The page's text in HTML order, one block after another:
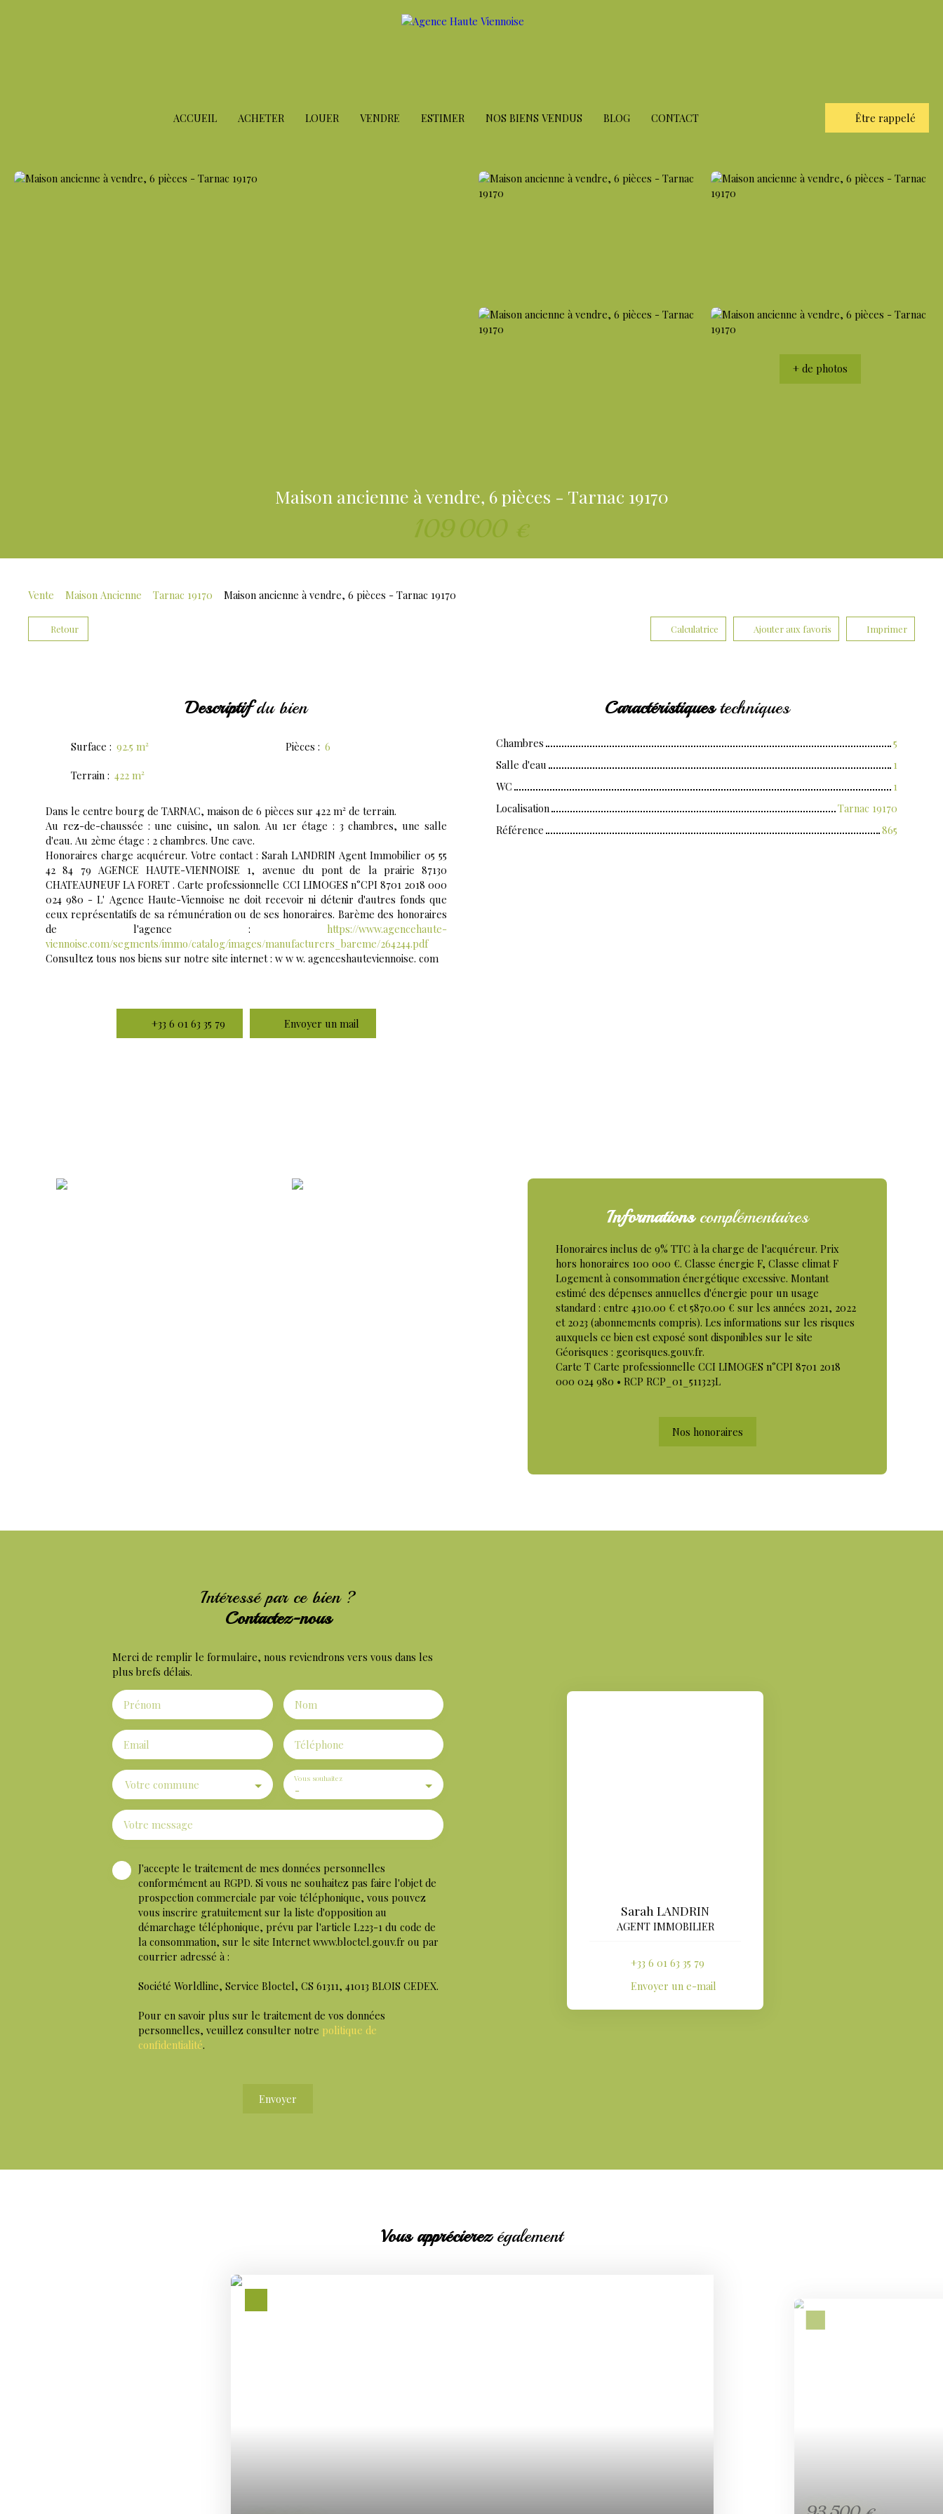
ACCUEIL ACHETER LOUER VENDRE ESTIMER NOS BIENS VENDUS BLOG CONTACT Être rappelé
+ de photos
Maison ancienne à vendre, 6 pièces - Tarnac 19170
109 000 €
Vente Maison Ancienne Tarnac 19170 Maison ancienne à vendre, 6 pièces - Tarnac 19170
Retour Calculatrice Ajouter aux favoris Imprimer
Descriptifdu bien
Surface : 92.5 m² Pièces : 6
Terrain : 422 m²
Dans le centre bourg de TARNAC, maison de 6 pièces sur 422 m² de terrain.
Au rez-de-chaussée : une cuisine, un salon. Au 1er étage : 3 chambres, une salle
d'eau. Au 2ème étage : 2 chambres. Une cave.
Honoraires charge acquéreur. Votre contact : Sarah LANDRIN Agent Immobilier 05 55
42 84 79 AGENCE HAUTE-VIENNOISE 1, avenue du pont de la prairie 87130
CHATEAUNEUF LA FORET . Carte professionnelle CCI LIMOGES n°CPI 8701 2018 000
024 980 - L' Agence Haute-Viennoise ne doit recevoir ni détenir d'autres fonds que
ceux représentatifs de sa rémunération ou de ses honoraires. Barème des honoraires
de l'agence : https://www.agencehaute-
viennoise.com/segments/immo/catalog/images/manufacturers_bareme/264244.pdf
Consultez tous nos biens sur notre site internet : w w w. agenceshauteviennoise. com
+33 6 01 63 35 79 Envoyer un mail
Caractéristiquestechniques
Chambres
5
Salle d'eau
1
WC
1
Localisation
Tarnac 19170
Référence
865
Informationscomplémentaires
Honoraires inclus de 9% TTC à la charge de l'acquéreur. Prix
hors honoraires 100 000 €. Classe énergie F, Classe climat F
Logement à consommation énergétique excessive. Montant
estimé des dépenses annuelles d'énergie pour un usage
standard : entre 4310.00 € et 5870.00 € sur les années 2021, 2022
et 2023 (abonnements compris). Les informations sur les risques
auxquels ce bien est exposé sont disponibles sur le site
Géorisques : georisques.gouv.fr.
Carte T Carte professionnelle CCI LIMOGES n°CPI 8701 2018
000 024 980 • RCP RCP_01_511323L
Nos honoraires
Intéressé par ce bien ?
Contactez-nous
Merci de remplir le formulaire, nous reviendrons vers vous dans les
plus brefs délais.
Prénom Nom
Email Téléphone
Votre commune -
Vous souhaitez
Votre message
J'accepte le traitement de mes données personnelles
conformément au RGPD. Si vous ne souhaitez pas faire l'objet de
prospection commerciale par voie téléphonique, vous pouvez
vous inscrire gratuitement sur la liste d'opposition au
démarchage téléphonique, prévu par l'article L223-1 du code de
la consommation, sur le site Internet www.bloctel.gouv.fr ou par
courrier adressé à :
Société Worldline, Service Bloctel, CS 61311, 41013 BLOIS CEDEX.
Pour en savoir plus sur le traitement de vos données
personnelles, veuillez consulter notre politique de
confidentialité.
Envoyer
Sarah LANDRIN
AGENT IMMOBILIER
+33 6 01 63 35 79
Envoyer un e-mail
Vous apprécierezégalement